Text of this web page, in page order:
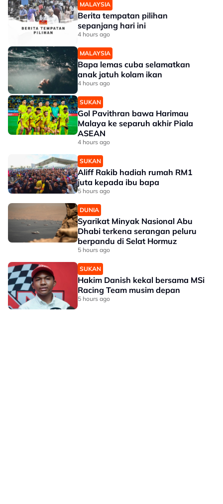
MALAYSIA
Berita tempatan pilihan
sepanjang hari ini
4 hours ago
MALAYSIA
Bapa lemas cuba selamatkan
anak jatuh kolam ikan
4 hours ago
SUKAN
Gol Pavithran bawa Harimau
Malaya ke separuh akhir Piala
ASEAN
4 hours ago
SUKAN
Aliff Rakib hadiah rumah RM1
juta kepada ibu bapa
5 hours ago
DUNIA
Syarikat Minyak Nasional Abu
Dhabi terkena serangan peluru
berpandu di Selat Hormuz
5 hours ago
SUKAN
Hakim Danish kekal bersama MSi
Racing Team musim depan
5 hours ago